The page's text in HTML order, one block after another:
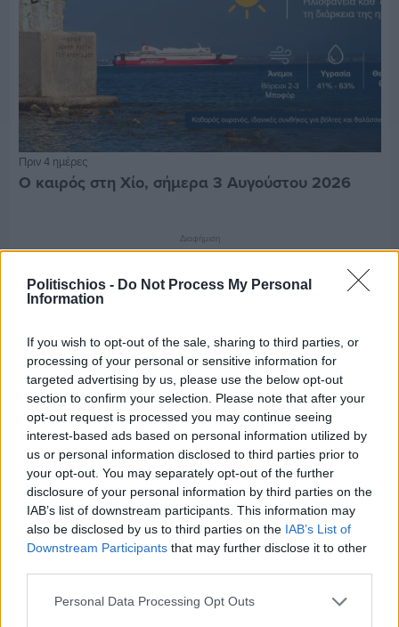
Politischios - Do Not Process My Personal
Information
If you wish to opt-out of the sale, sharing to third parties, or
processing of your personal or sensitive information for
targeted advertising by us, please use the below opt-out
section to confirm your selection. Please note that after your
opt-out request is processed you may continue seeing
interest-based ads based on personal information utilized by
us or personal information disclosed to third parties prior to
your opt-out. You may separately opt-out of the further
disclosure of your personal information by third parties on the
IAB’s list of downstream participants. This information may
also be disclosed by us to third parties on the IAB’s List of
Downstream Participants that may further disclose it to other
Personal Data Processing Opt Outs
Πριν 4 ημέρες
Ο καιρός στη Χίο, σήμερα 3 Αυγούστου 2026
Διαφήμιση
Πριν 7 ημέρες
Μία μικρή αλλά αναγκαία ανάπαυλα για την